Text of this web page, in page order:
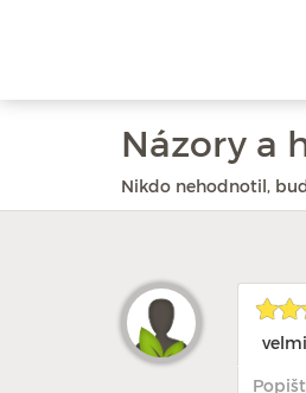
Názory a
Nikdo nehodnotil,